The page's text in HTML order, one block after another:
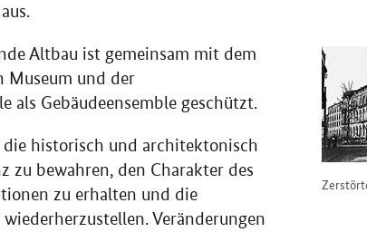
Altbau ist gemeinsam mit dem
Museum und der
als Gebäudeensemble geschützt.
historisch und architektonisch
zu bewahren, den Charakter des
zu erhalten und die
Veränderungen